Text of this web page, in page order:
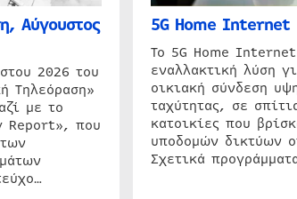
Αύγουστος
2026 του
Τηλεόραση»
με το
Report», που
5G Home Internet
Το 5G Home
εναλλακτική λύση
οικιακή σύνδεση
ταχύτητας, σε
κατοικίες που
υποδομών δικτύων
Σχετικά